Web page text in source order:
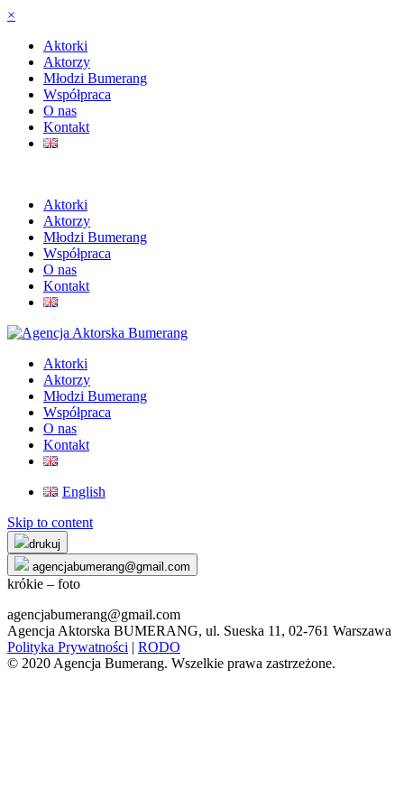
×
Aktorki
Aktorzy
Młodzi Bumerang
Współpraca
O nas
Kontakt
Aktorki
Aktorzy
Młodzi Bumerang
Współpraca
O nas
Kontakt
Aktorki
Aktorzy
Młodzi Bumerang
Współpraca
O nas
Kontakt
English
Skip to content
drukuj
agencjabumerang@gmail.com
krókie – foto
agencjabumerang@gmail.com
Agencja Aktorska BUMERANG, ul. Sueska 11, 02-761 Warszawa
Polityka Prywatności | RODO
© 2020 Agencja Bumerang. Wszelkie prawa zastrzeżone.